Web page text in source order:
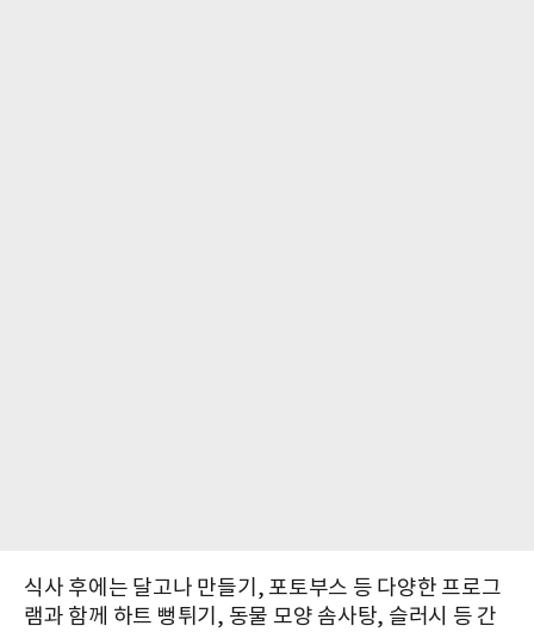
식사 후에는 달고나 만들기, 포토부스 등 다양한 프로그
램과 함께 하트 뻥튀기, 동물 모양 솜사탕, 슬러시 등 간